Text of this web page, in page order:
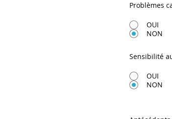
Problèmes
OUI
NON
Sensibilité
OUI
NON